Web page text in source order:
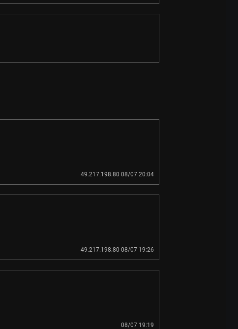
49.217.198.80 08/07 20:04
49.217.198.80 08/07 19:26
08/07 19:19